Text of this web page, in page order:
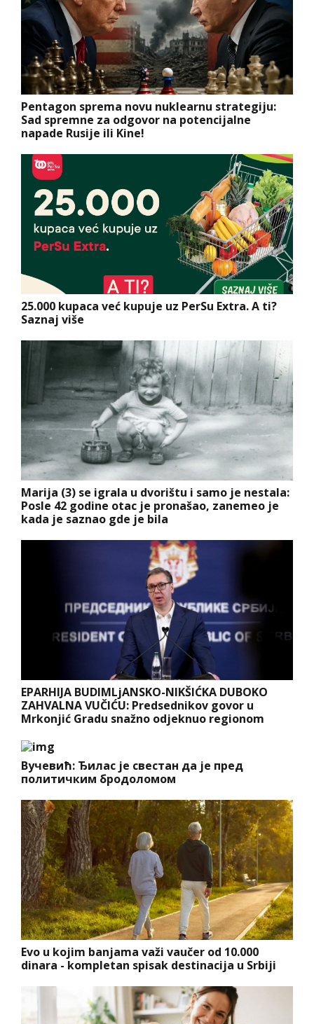
Pentagon sprema novu nuklearnu strategiju:
Sad spremne za odgovor na potencijalne
napade Rusije ili Kine!
25.000 kupaca već kupuje uz PerSu Extra. A ti?
Saznaj više
Marija (3) se igrala u dvorištu i samo je nestala:
Posle 42 godine otac je pronašao, zanemeo je
kada je saznao gde je bila
EPARHIJA BUDIMLjANSKO-NIKŠIĆKA DUBOKO
ZAHVALNA VUČIĆU: Predsednikov govor u
Mrkonjić Gradu snažno odjeknuo regionom
Вучевић: Ђилас је свестан да је пред
политичким бродоломом
Evo u kojim banjama važi vaučer od 10.000
dinara - kompletan spisak destinacija u Srbiji